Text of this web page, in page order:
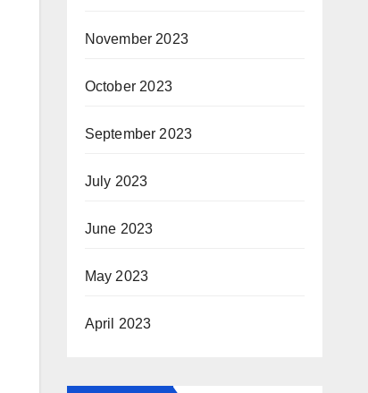
November 2023
October 2023
September 2023
July 2023
June 2023
May 2023
April 2023